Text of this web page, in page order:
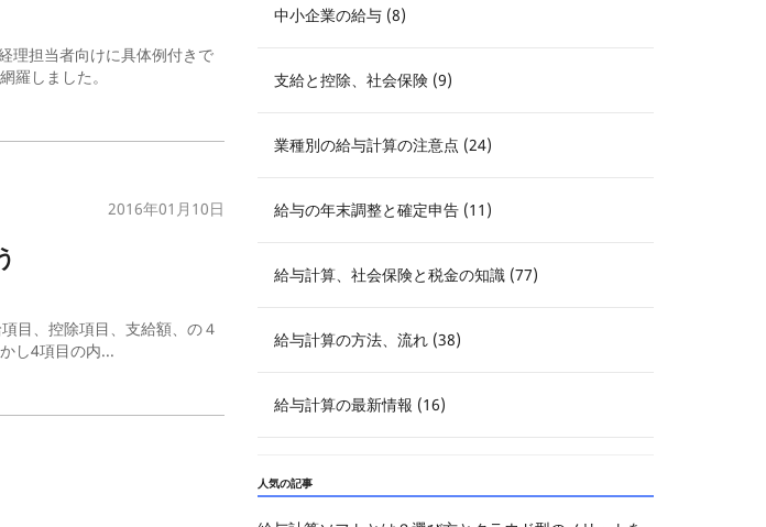
理担当者向けに具体例付きで
羅しました。
2016年01月10日
目、控除項目、支給額、の４
し4項目の内...
中小企業の給与 (8)
支給と控除、社会保険 (9)
業種別の給与計算の注意点 (24)
給与の年末調整と確定申告 (11)
給与計算、社会保険と税金の知識 (77)
給与計算の方法、流れ (38)
給与計算の最新情報 (16)
人気の記事